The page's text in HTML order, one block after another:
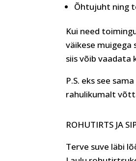
Õhtujuht ning
Kui need
väikese muigega
siis võib vaadata
P.S. eks see
rahulikumalt
ROHUTIRTS JA
Terve suve läbi